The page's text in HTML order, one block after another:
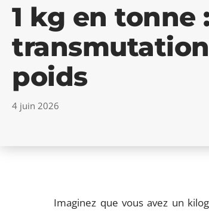
1 kg en tonne
poids
4 juin 2026
Imaginez que vous avez un